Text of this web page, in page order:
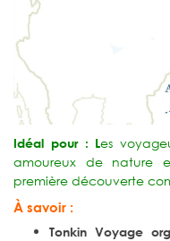
Idéal pour : Les
amoureux de nature
première découverte
À savoir :
Tonkin Voyage